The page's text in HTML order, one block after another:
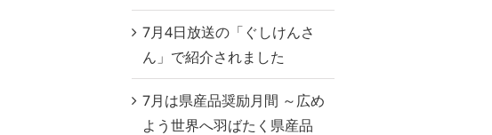
7月4日放送の「ぐしけんさ
ん」で紹介されました
7月は県産品奨励月間 ～広め
よう世界へ羽ばたく県産品